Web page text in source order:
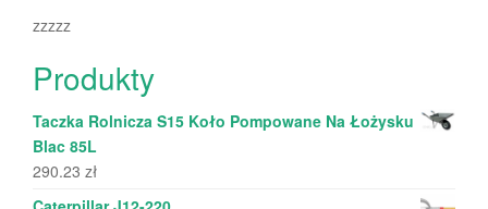
zzzzz
Produkty
Taczka Rolnicza S15 Koło Pompowane Na Łożysku
Blac 85L
290.23 zł